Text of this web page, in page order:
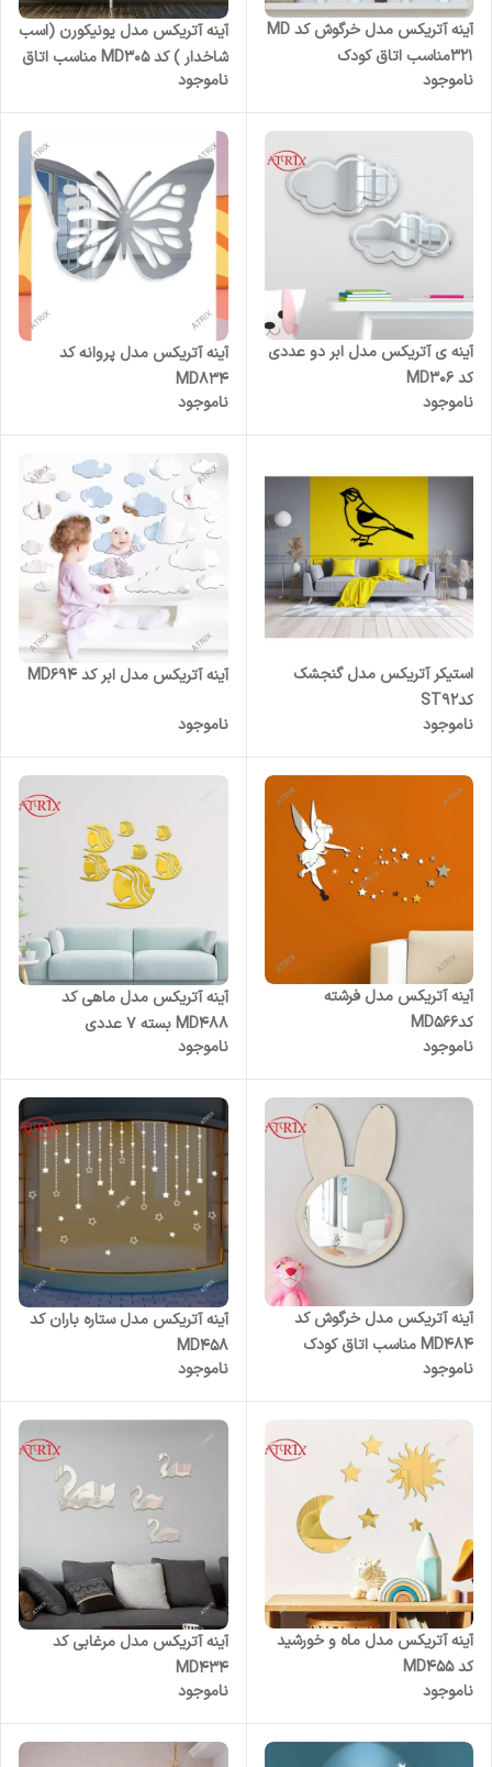
آینه آتریکس مدل خرگوش کد MD
321مناسب اتاق کودک
ناموجود
آینه آتریکس مدل یونیکورن (اسب
شاخدار ) کد MD305 مناسب اتاق
کودک
ناموجود
آینه ی آتریکس مدل ابر دو عددی
کد MD306
ناموجود
آینه آتریکس مدل پروانه کد
MD834
ناموجود
استیکر آتریکس مدل گنجشک
کدST92
ناموجود
آینه آتریکس مدل ابر کد MD694
ناموجود
آینه آتریکس مدل فرشته
کدMD566
ناموجود
آینه آتریکس مدل ماهی کد
MD488 بسته 7 عددی
ناموجود
آینه آتریکس مدل خرگوش کد
MD484 مناسب اتاق کودک
ناموجود
آینه آتریکس مدل ستاره باران کد
MD458
ناموجود
آینه آتریکس مدل ماه و خورشید
کد MD455
ناموجود
آینه آتریکس مدل مرغابی کد
MD434
ناموجود